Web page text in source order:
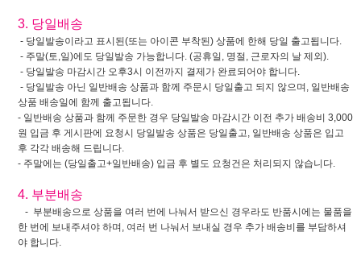
3. 당일배송
- 당일발송이라고 표시된(또는 아이콘 부착된) 상품에 한해 당일 출고됩니다.
- 주말(토,일)에도 당일발송 가능합니다. (공휴일, 명절, 근로자의 날 제외).
- 당일발송 마감시간 오후3시 이전까지 결제가 완료되어야 합니다.
- 당일발송 아닌 일반배송 상품과 함께 주문시 당일출고 되지 않으며, 일반배송
상품 배송일에 함께 출고됩니다.
- 일반배송 상품과 함께 주문한 경우 당일발송 마감시간 이전 추가 배송비 3,000
원 입금 후 게시판에 요청시 당일발송 상품은 당일출고, 일반배송 상품은 입고
후 각각 배송해 드립니다.
- 주말에는 (당일출고+일반배송) 입금 후 별도 요청건은 처리되지 않습니다.
4. 부분배송
- 부분배송으로 상품을 여러 번에 나눠서 받으신 경우라도 반품시에는 물품을
한 번에 보내주셔야 하며, 여러 번 나눠서 보내실 경우 추가 배송비를 부담하셔
야 합니다.